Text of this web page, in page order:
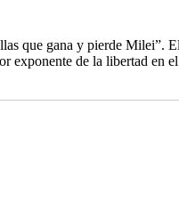
que gana y pierde Milei”.
exponente de la libertad en